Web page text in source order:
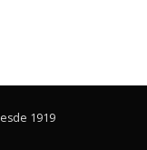
1919